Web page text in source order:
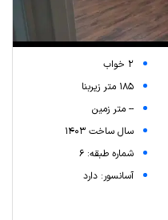
2 خواب
185 متر زیربنا
-- متر زمین
سال ساخت 1403
شماره طبقه: 6
آسانسور: دارد